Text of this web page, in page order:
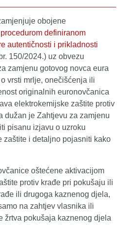
obojene
procedurom definiranom
autentičnosti i prikladnosti
150/2024.) uz obvezu
zamjenu gotovog novca eura
vrsti mrlje, onečišćenja ili
originalnih euronovčanica
elektrokemijske zaštite protiv
dužan je Zahtjevu za zamjenu
pisanu izjavu o uzroku
zaštite i detaljno pojasniti kako
oštećene aktivacijom
protiv krađe pri pokušaju ili
ili drugoga kaznenog djela,
na zahtjev vlasnika ili
žrtva pokušaja kaznenog djela